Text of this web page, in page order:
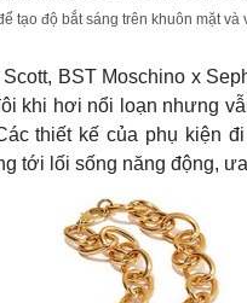
tạo độ bắt sáng trên khuôn mặt và
BST Moschino x
khi hơi nổi loạn nhưng
thiết kế của phụ kiện
tới lối sống năng động,